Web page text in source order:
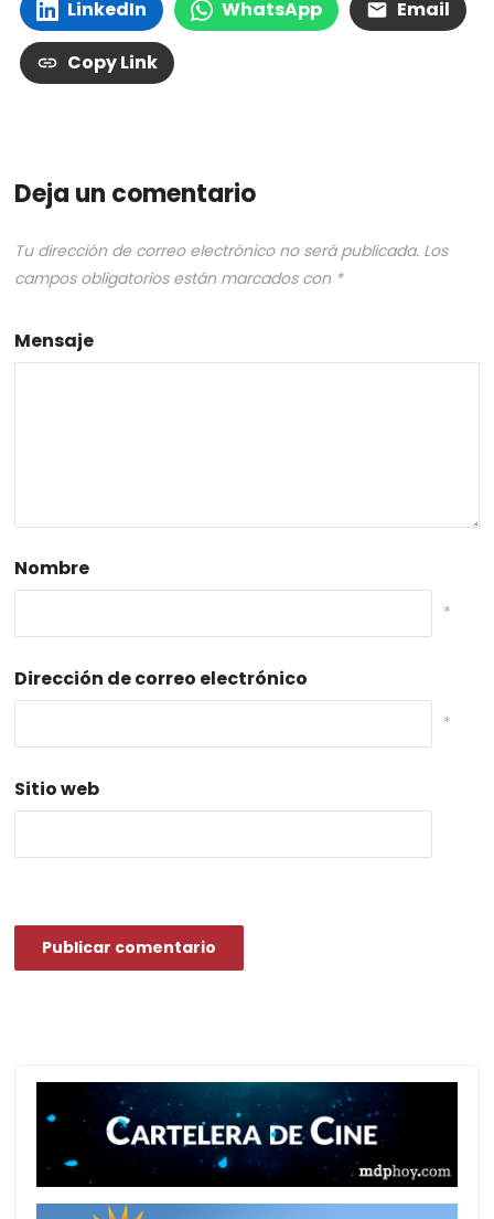
LinkedIn WhatsApp Email
Copy Link
Deja un comentario
Tu dirección de correo electrónico no será publicada. Los
campos obligatorios están marcados con *
Mensaje
Nombre
*
Dirección de correo electrónico
*
Sitio web